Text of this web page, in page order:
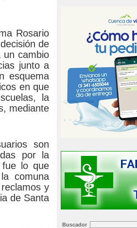
Rosario
de
un cambio
junto a
esquema
en que
la
mediante
son
por la
fue lo que
comuna
y
de Santa
Buscador